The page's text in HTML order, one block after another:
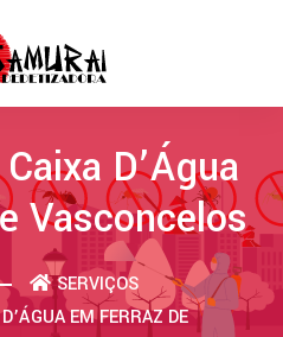
D’Água
Vasconcelos
SERVIÇOS
EM FERRAZ DE